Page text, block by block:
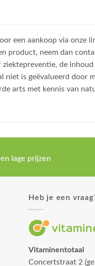
een aankoop via onze
product, neem dan
de
is geëvalueerd door
arts met kennis van
lage prijzen
Heb je een
Vitaminentotaal
Concertstraat 2